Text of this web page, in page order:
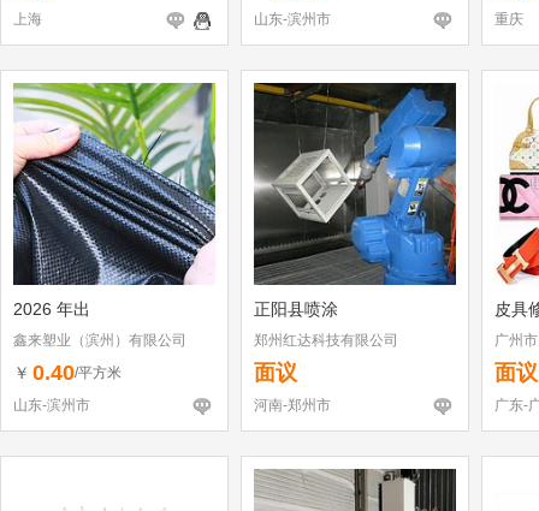
上海
山东-滨州市
重庆
2026 年出
鑫来塑业（滨州）有限公司
￥ 0.40/平方米
山东-滨州市
正阳县喷涂
郑州红达科技有限公司
面议
河南-郑州市
皮具
广州
店
面议
广东-